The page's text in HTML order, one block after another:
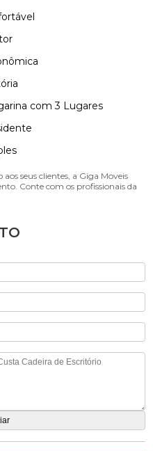
com 3 Lugares
seus clientes, a Giga Moveis
Conte com os profissionais da